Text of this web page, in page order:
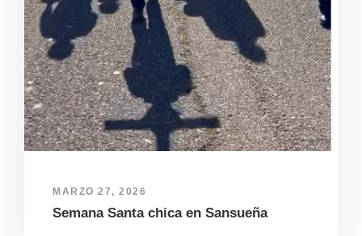
MARZO 27, 2026
Semana Santa chica en Sansueña